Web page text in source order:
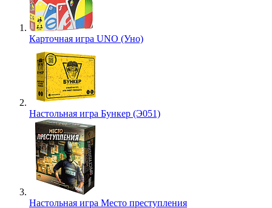
Карточная игра UNO (Уно)
Настольная игра Бункер (Э051)
Настольная игра Место преступления